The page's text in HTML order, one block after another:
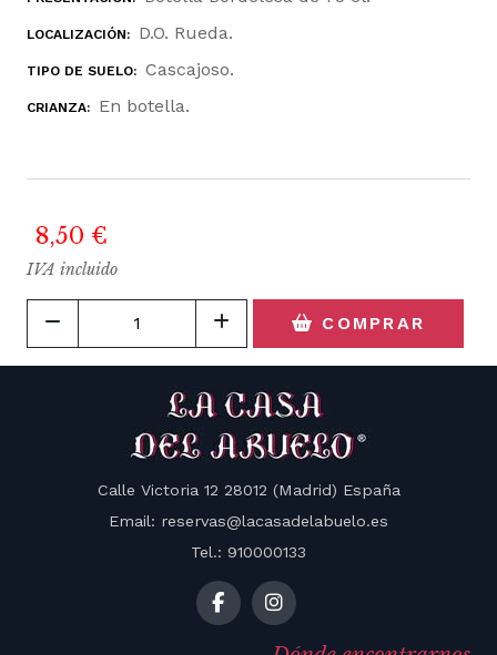
LOCALIZACIÓN: D.O. Rueda.
TIPO DE SUELO: Cascajoso.
CRIANZA: En botella.
8,50 €
IVA incluido
COMPRAR
Calle Victoria 12 28012 (Madrid) España
Email: reservas@lacasadelabuelo.es
Tel.: 910000133